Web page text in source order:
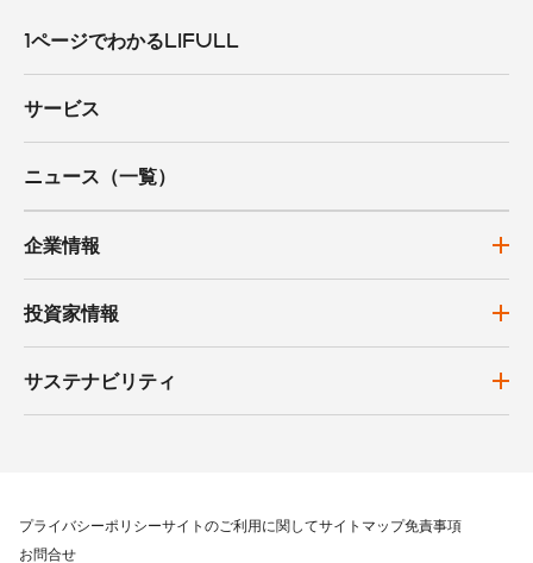
1ページでわかるLIFULL
サービス
ニュース（一覧）
企業情報
投資家情報
サステナビリティ
プライバシーポリシーサイトのご利用に関してサイトマップ免責事項
お問合せ